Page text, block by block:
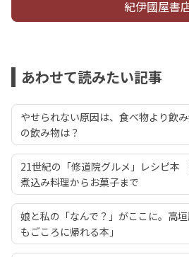
紀伊國屋書
あわせて読みたい記事
やせられない原因は、食べ物より飲
の飲み物は？
21世紀の「修道院グルメ」レシピ本
煮込み料理からお菓子まで
娘と私の「なんで？」がここに。高
もごころに帰れる本」